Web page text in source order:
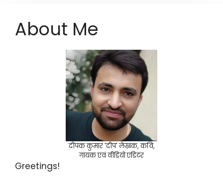
About Me
दीपक कुमार 'दीप' लेखक, कवि,
गायक एवं वीडियो एडिटर
Greetings!